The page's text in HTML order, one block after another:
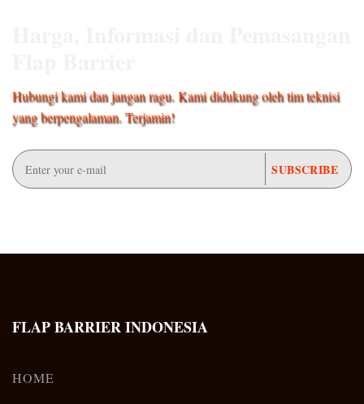
Hubungi kami dan jangan ragu. Kami didukung oleh tim teknisi
yang berpengalaman. Terjamin!
FLAP BARRIER INDONESIA
HOME